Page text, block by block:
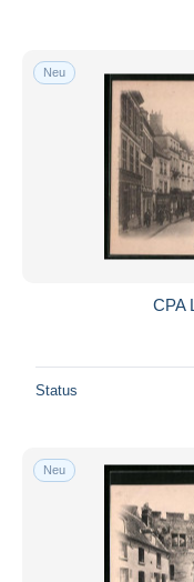
Neu
CPA
Status
Neu